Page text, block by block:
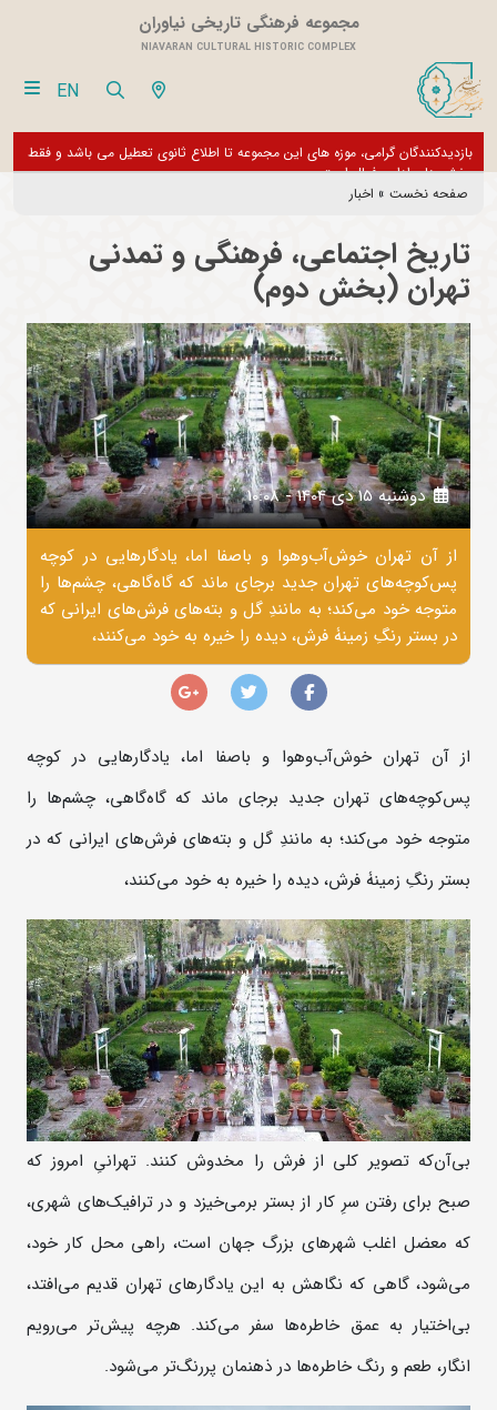
مجموعه فرهنگی تاریخی نیاوران
NIAVARAN CULTURAL HISTORIC COMPLEX
EN
بازدیدکنندگان گرامی، موزه های این مجموعه تا اطلاع ثانوی تعطیل می باشد و فقط
بخش های اداری فعال است
صفحه نخست » اخبار
تاریخ اجتماعی، فرهنگی و تمدنی
تهران (بخش دوم)
دوشنبه 15 دی 1404 - 10:08
از آن تهران خوش‌آب‌وهوا و باصفا اما، یادگارهایی در کوچه
پس‌کوچه‌های تهران جدید برجای ماند که گاه‌گاهی، چشم‌ها را
متوجه خود می‌کند؛ به مانندِ گل و بته‌های فرش‌های ایرانی که
در بستر رنگِ زمینۀ فرش، دیده را خیره به خود می‌کنند،
از آن تهران خوش‌آب‌وهوا و باصفا اما، یادگارهایی در کوچه
پس‌کوچه‌های تهران جدید برجای ماند که گاه‌گاهی، چشم‌ها را
متوجه خود می‌کند؛ به مانندِ گل و بته‌های فرش‌های ایرانی که در
بستر رنگِ زمینۀ فرش، دیده را خیره به خود می‌کنند،
بی‌آن‌که تصویر کلی از فرش را مخدوش کنند. تهرانیِ امروز که
صبح برای رفتن سرِ کار از بستر برمی‌خیزد و در ترافیک‌های شهری،
که معضل اغلب شهرهای بزرگ جهان است، راهی محل کار خود،
می‌شود، گاهی که نگاهش به این یادگارهای تهران قدیم می‌افتد،
بی‌اختیار به عمق خاطره‌ها سفر می‌کند. هرچه پیش‌تر می‌رویم
انگار، طعم و رنگ خاطره‌ها در ذهنمان پررنگ‌تر می‌شود.